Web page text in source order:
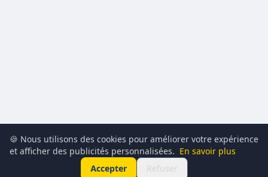
🍪 Nous utilisons des cookies pour améliorer votre expérience
et afficher des publicités personnalisées. En savoir plus
Accepter
Refuser